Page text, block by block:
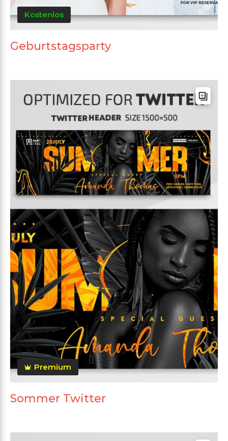
Kostenlos
Geburtstagsparty
Premium
Sommer Twitter